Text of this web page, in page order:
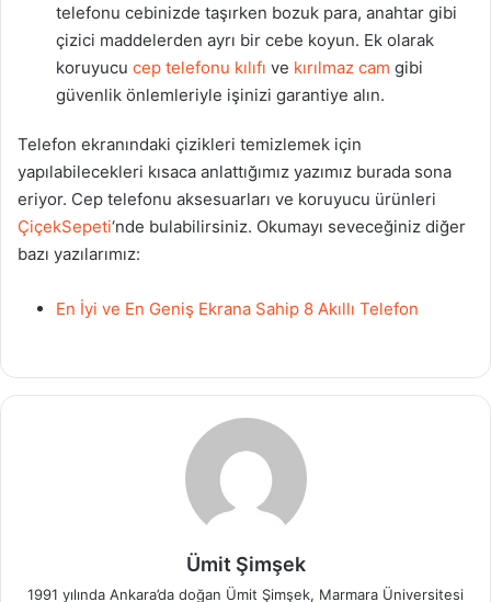
telefonu cebinizde taşırken bozuk para, anahtar gibi
çizici maddelerden ayrı bir cebe koyun. Ek olarak
koruyucu cep telefonu kılıfı ve kırılmaz cam gibi
güvenlik önlemleriyle işinizi garantiye alın.
Telefon ekranındaki çizikleri temizlemek için
yapılabilecekleri kısaca anlattığımız yazımız burada sona
eriyor. Cep telefonu aksesuarları ve koruyucu ürünleri
ÇiçekSepeti‘nde bulabilirsiniz. Okumayı seveceğiniz diğer
bazı yazılarımız:
En İyi ve En Geniş Ekrana Sahip 8 Akıllı Telefon
Ümit Şimşek
1991 yılında Ankara’da doğan Ümit Şimşek, Marmara Üniversitesi